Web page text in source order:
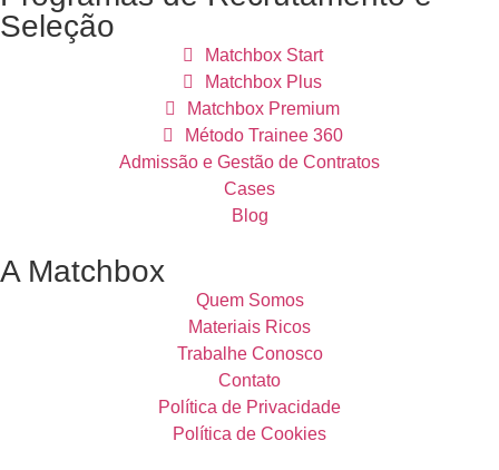
Seleção
Matchbox Start
Matchbox Plus
Matchbox Premium
Método Trainee 360
Admissão e Gestão de Contratos
Cases
Blog
A Matchbox
Quem Somos
Materiais Ricos
Trabalhe Conosco
Contato
Política de Privacidade
Política de Cookies